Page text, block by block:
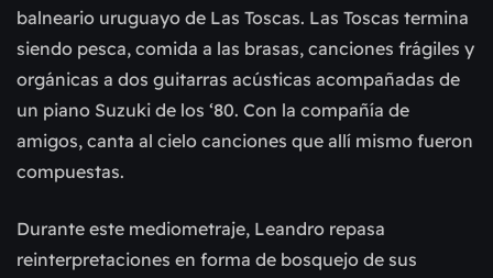
balneario uruguayo de Las Toscas. Las Toscas termina
siendo pesca, comida a las brasas, canciones frágiles y
orgánicas a dos guitarras acústicas acompañadas de
un piano Suzuki de los ‘80. Con la compañía de
amigos, canta al cielo canciones que allí mismo fueron
compuestas.
Durante este mediometraje, Leandro repasa
reinterpretaciones en forma de bosquejo de sus